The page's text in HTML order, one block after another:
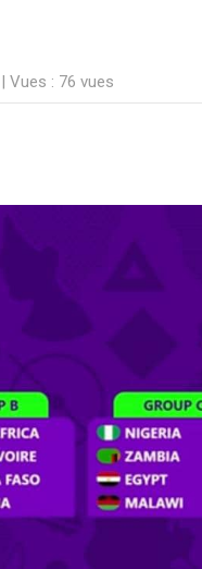
| Vues : 76 vues